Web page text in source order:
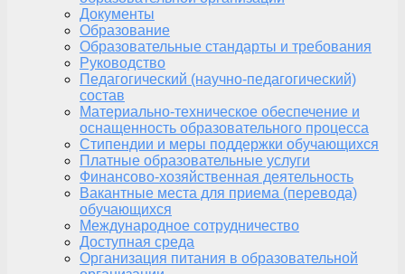
Документы
Образование
Образовательные стандарты и требования
Руководство
Педагогический (научно-педагогический)
состав
Материально-техническое обеспечение и
оснащенность образовательного процесса
Стипендии и меры поддержки обучающихся
Платные образовательные услуги
Финансово-хозяйственная деятельность
Вакантные места для приема (перевода)
обучающихся
Международное сотрудничество
Доступная среда
Организация питания в образовательной